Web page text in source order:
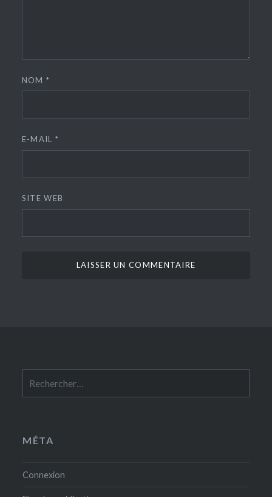
NOM*
E-MAIL *
SITE WEB
MÉTA
Connexion